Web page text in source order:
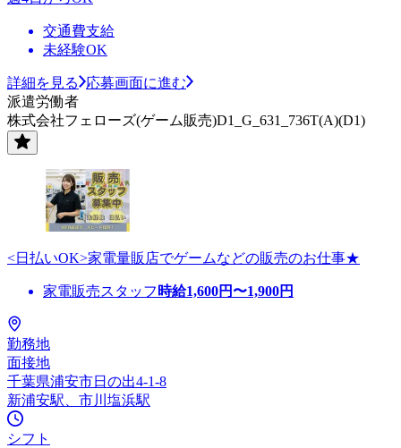
交通費支給
未経験OK
詳細を見る
応募画面に進む
派遣労働者
株式会社フェローズ(ゲーム販売)D1_G_631_736T(A)(D1)
<日払いOK>家電量販店でゲームなどの販売のお仕事★
家電販売スタッフ 時給1,600円〜1,900円
勤務地
面接地
千葉県浦安市日の出4-1-8
新浦安駅、市川塩浜駅
シフト